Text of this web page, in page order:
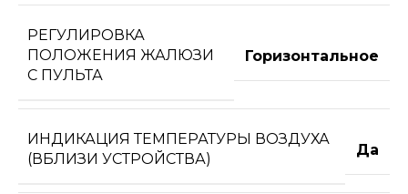
РЕГУЛИРОВКА
ПОЛОЖЕНИЯ ЖАЛЮЗИ
С ПУЛЬТА
Горизонтальное
ИНДИКАЦИЯ ТЕМПЕРАТУРЫ ВОЗДУХА
(ВБЛИЗИ УСТРОЙСТВА)
Да